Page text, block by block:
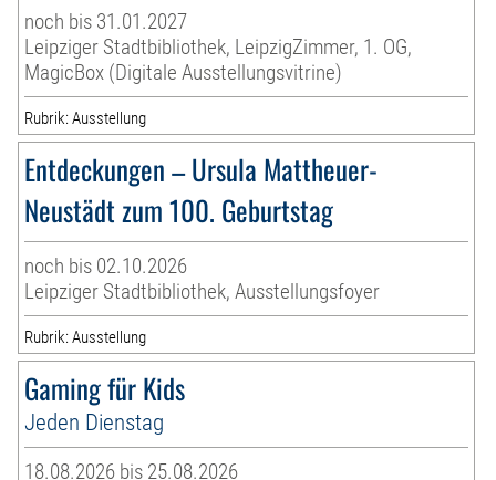
noch bis 31.01.2027
Leipziger Stadtbibliothek, LeipzigZimmer, 1. OG,
MagicBox (Digitale Ausstellungsvitrine)
Rubrik: Ausstellung
Entdeckungen – Ursula Mattheuer-
Neustädt zum 100. Geburtstag
noch bis 02.10.2026
Leipziger Stadtbibliothek, Ausstellungsfoyer
Rubrik: Ausstellung
Gaming für Kids
Jeden Dienstag
18.08.2026 bis 25.08.2026